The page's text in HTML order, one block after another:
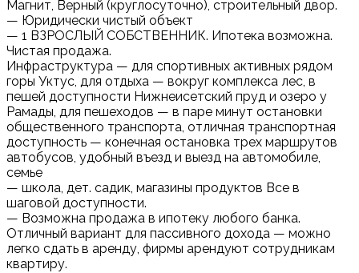
Магнит, Верный (круглосуточно), строительный двор.
— Юридически чистый объект
— 1 ВЗРОСЛЫЙ СОБСТВЕННИК. Ипотека возможна.
Чистая продажа.
Инфраструктура — для спортивных активных рядом
горы Уктус, для отдыха — вокруг комплекса лес, в
пешей доступности Нижнеисетский пруд и озеро у
Рамады, для пешеходов — в паре минут остановки
общественного транспорта, отличная транспортная
доступность — конечная остановка трех маршрутов
автобусов, удобный въезд и выезд на автомобиле,
семье
— школа, дет. садик, магазины продуктов Все в
шаговой доступности.
— Возможна продажа в ипотеку любого банка.
Отличный вариант для пассивного дохода — можно
легко сдать в аренду, фирмы арендуют сотрудникам
квартиру.